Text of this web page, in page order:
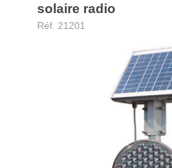
solaire radio
Réf. 21201